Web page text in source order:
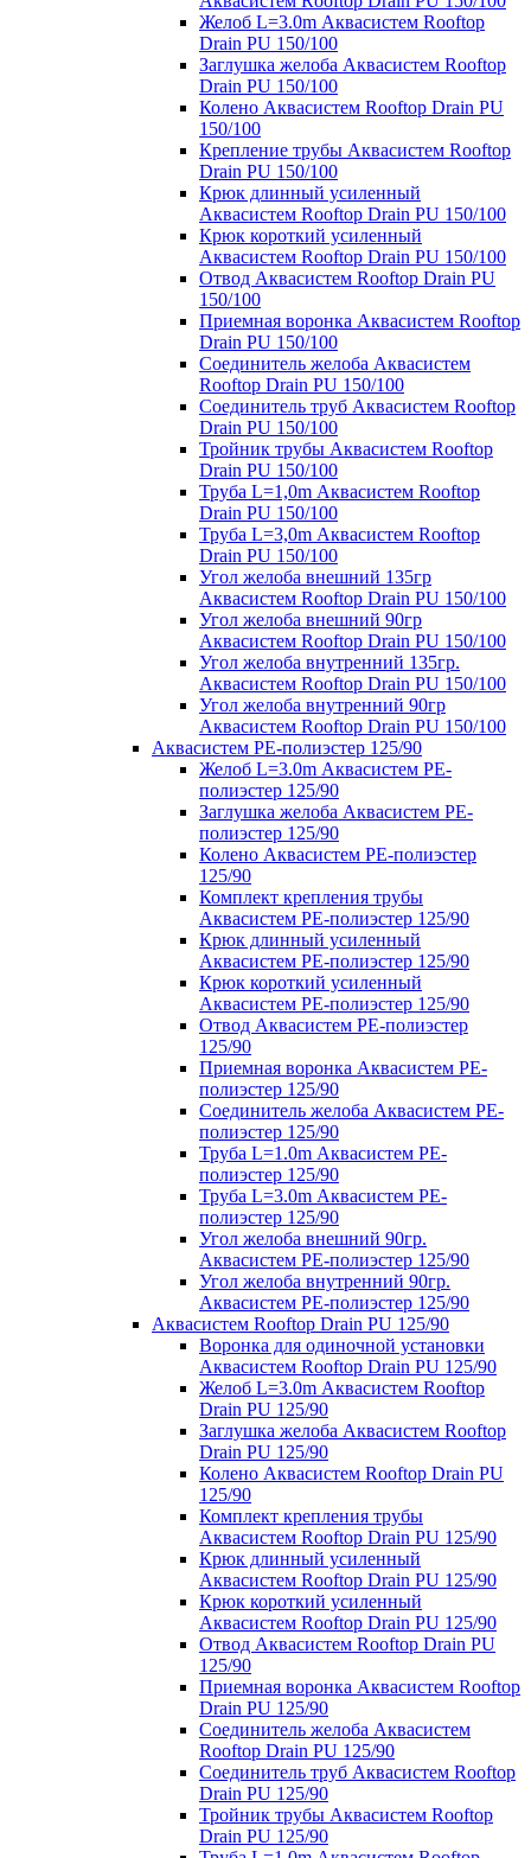
Желоб L=3.0m Аквасистем Rooftop
Drain PU 150/100
Заглушка желоба Аквасистем Rooftop
Drain PU 150/100
Колено Аквасистем Rooftop Drain PU
150/100
Крепление трубы Аквасистем Rooftop
Drain PU 150/100
Крюк длинный усиленный
Аквасистем Rooftop Drain PU 150/100
Крюк короткий усиленный
Аквасистем Rooftop Drain PU 150/100
Отвод Аквасистем Rooftop Drain PU
150/100
Приемная воронка Аквасистем Rooftop
Drain PU 150/100
Соединитель желоба Аквасистем
Rooftop Drain PU 150/100
Соединитель труб Аквасистем Rooftop
Drain PU 150/100
Тройник трубы Аквасистем Rooftop
Drain PU 150/100
Труба L=1,0m Аквасистем Rooftop
Drain PU 150/100
Труба L=3,0m Аквасистем Rooftop
Drain PU 150/100
Угол желоба внешний 135гр
Аквасистем Rooftop Drain PU 150/100
Угол желоба внешний 90гр
Аквасистем Rooftop Drain PU 150/100
Угол желоба внутренний 135гр.
Аквасистем Rooftop Drain PU 150/100
Угол желоба внутренний 90гр
Аквасистем Rooftop Drain PU 150/100
Аквасистем PE-полиэстер 125/90
Желоб L=3.0m Аквасистем PE-
полиэстер 125/90
Заглушка желоба Аквасистем PE-
полиэстер 125/90
Колено Аквасистем PE-полиэстер
125/90
Комплект крепления трубы
Аквасистем PE-полиэстер 125/90
Крюк длинный усиленный
Аквасистем PE-полиэстер 125/90
Крюк короткий усиленный
Аквасистем PE-полиэстер 125/90
Отвод Аквасистем РЕ-полиэстер
125/90
Приемная воронка Аквасистем PE-
полиэстер 125/90
Соединитель желоба Аквасистем PE-
полиэстер 125/90
Труба L=1.0m Аквасистем PE-
полиэстер 125/90
Труба L=3.0m Аквасистем PE-
полиэстер 125/90
Угол желоба внешний 90гр.
Аквасистем PE-полиэстер 125/90
Угол желоба внутренний 90гр.
Аквасистем PE-полиэстер 125/90
Аквасистем Rooftop Drain PU 125/90
Воронка для одиночной установки
Аквасистем Rooftop Drain PU 125/90
Желоб L=3.0m Аквасистем Rooftop
Drain PU 125/90
Заглушка желоба Аквасистем Rooftop
Drain PU 125/90
Колено Аквасистем Rooftop Drain PU
125/90
Комплект крепления трубы
Аквасистем Rooftop Drain PU 125/90
Крюк длинный усиленный
Аквасистем Rooftop Drain PU 125/90
Крюк короткий усиленный
Аквасистем Rooftop Drain PU 125/90
Отвод Аквасистем Rooftop Drain PU
125/90
Приемная воронка Аквасистем Rooftop
Drain PU 125/90
Соединитель желоба Аквасистем
Rooftop Drain PU 125/90
Соединитель труб Аквасистем Rooftop
Drain PU 125/90
Тройник трубы Аквасистем Rooftop
Drain PU 125/90